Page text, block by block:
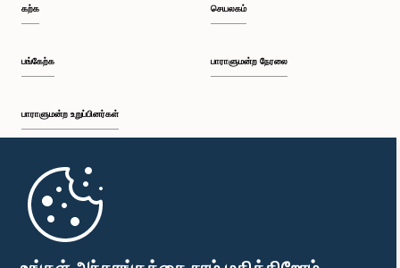
கற்க
பங்கேற்க
பாராளுமன்ற உறுப்பினர்கள்
முதற்பக்கம்
செயலகம்
பாராளுமன்ற நேரலை
பாராளுமன்ற கையடக்க செயலி